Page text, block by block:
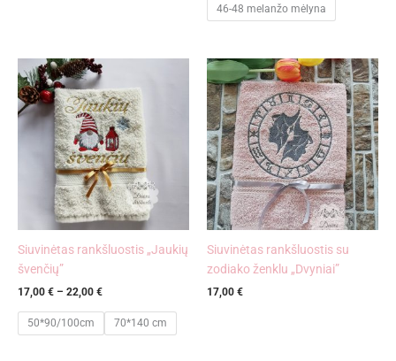
46-48 melanžo mėlyna
Siuvinėtas rankšluostis „Jaukių
švenčių”
17,00 € – 22,00 €
Price
17,00 €
through
22,00 €
50*90/100cm 70*140 cm
Siuvinėtas rankšluostis su
zodiako ženklu „Dvyniai”
17,00 €